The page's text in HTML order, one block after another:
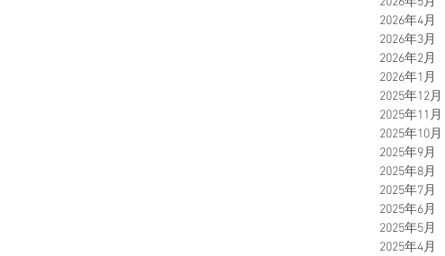
2026年4月
2026年3月
2026年2月
2026年1月
2025年12月
2025年11月
2025年10月
2025年9月
2025年8月
2025年7月
2025年6月
2025年5月
2025年4月